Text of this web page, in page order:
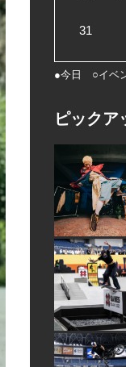
31
●今日 ○イベ
ピックア